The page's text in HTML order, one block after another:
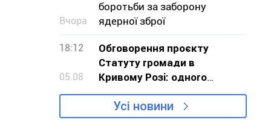
Вчора
боротьби за заборону
ядерної зброї
18:12
05.08
Обговорення проєкту
Статуту громади в
Кривому Розі: одного
обурення замало, треба
діяти
Усі новини